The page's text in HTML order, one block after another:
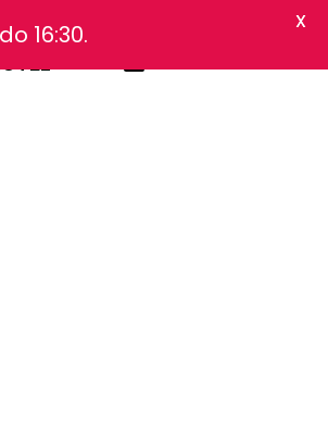
16:30. X